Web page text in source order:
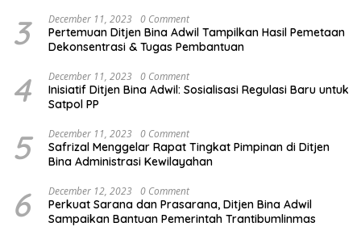
3 December 11, 2023 0 Comment
Pertemuan Ditjen Bina Adwil Tampilkan Hasil Pemetaan
Dekonsentrasi & Tugas Pembantuan
4 December 11, 2023 0 Comment
Inisiatif Ditjen Bina Adwil: Sosialisasi Regulasi Baru untuk
Satpol PP
5 December 11, 2023 0 Comment
Safrizal Menggelar Rapat Tingkat Pimpinan di Ditjen
Bina Administrasi Kewilayahan
6 December 12, 2023 0 Comment
Perkuat Sarana dan Prasarana, Ditjen Bina Adwil
Sampaikan Bantuan Pemerintah Trantibumlinmas